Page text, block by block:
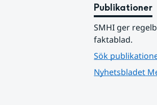
Publikationer
SMHI ger
faktablad.
Sök
Nyhetsbladet